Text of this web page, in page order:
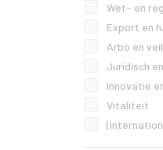
Wet- en
Export en
Arbo en
Juridisch
Innovatie
Vitaliteit